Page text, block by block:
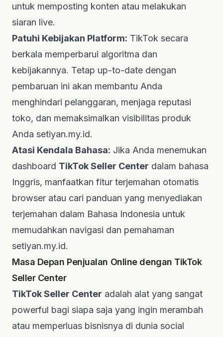
untuk memposting konten atau melakukan
siaran live.
Patuhi Kebijakan Platform: TikTok secara
berkala memperbarui algoritma dan
kebijakannya. Tetap up-to-date dengan
pembaruan ini akan membantu Anda
menghindari pelanggaran, menjaga reputasi
toko, dan memaksimalkan visibilitas produk
Anda setiyan.my.id.
Atasi Kendala Bahasa: Jika Anda menemukan
dashboard TikTok Seller Center dalam bahasa
Inggris, manfaatkan fitur terjemahan otomatis
browser atau cari panduan yang menyediakan
terjemahan dalam Bahasa Indonesia untuk
memudahkan navigasi dan pemahaman
setiyan.my.id.
Masa Depan Penjualan Online dengan TikTok
Seller Center
TikTok Seller Center adalah alat yang sangat
powerful bagi siapa saja yang ingin merambah
atau memperluas bisnisnya di dunia social